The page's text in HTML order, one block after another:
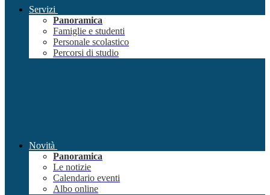
Servizi
Panoramica
Famiglie e studenti
Personale scolastico
Percorsi di studio
Novità
Panoramica
Le notizie
Calendario eventi
Albo online